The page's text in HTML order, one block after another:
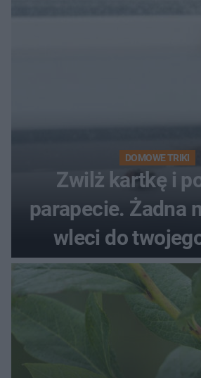
DOMOWE TRIKI
Zwilż kartkę i
parapecie. Żadna
wleci do